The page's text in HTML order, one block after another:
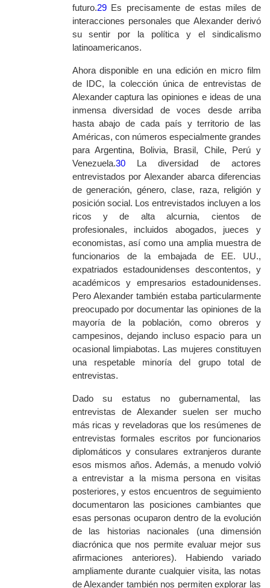
futuro.29Es precisamente de estas miles de
interacciones personales que Alexander derivó
su sentir por la política y el sindicalismo
latinoamericanos.
Ahora disponible en una edición en micro film
de IDC, la colección única de entrevistas de
Alexander captura las opiniones e ideas de una
inmensa diversidad de voces desde arriba
hasta abajo de cada país y territorio de las
Américas, con números especialmente grandes
para Argentina, Bolivia, Brasil, Chile, Perú y
Venezuela.30La diversidad de actores
entrevistados por Alexander abarca diferencias
de generación, género, clase, raza, religión y
posición social. Los entrevistados incluyen a los
ricos y de alta alcurnia, cientos de
profesionales, incluidos abogados, jueces y
economistas, así como una amplia muestra de
funcionarios de la embajada de EE. UU.,
expatriados estadounidenses descontentos, y
académicos y empresarios estadounidenses.
Pero Alexander también estaba particularmente
preocupado por documentar las opiniones de la
mayoría de la población, como obreros y
campesinos, dejando incluso espacio para un
ocasional limpiabotas. Las mujeres constituyen
una respetable minoría del grupo total de
entrevistas.
Dado su estatus no gubernamental, las
entrevistas de Alexander suelen ser mucho
más ricas y reveladoras que los resúmenes de
entrevistas formales escritos por funcionarios
diplomáticos y consulares extranjeros durante
esos mismos años. Además, a menudo volvió
a entrevistar a la misma persona en visitas
posteriores, y estos encuentros de seguimiento
documentaron las posiciones cambiantes que
esas personas ocuparon dentro de la evolución
de las historias nacionales (una dimensión
diacrónica que nos permite evaluar mejor sus
afirmaciones anteriores). Habiendo variado
ampliamente durante cualquier visita, las notas
de Alexander también nos permiten explorar las